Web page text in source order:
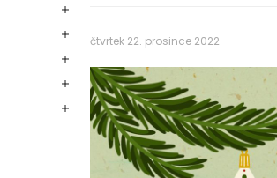
čtvrtek 22. prosince 2022